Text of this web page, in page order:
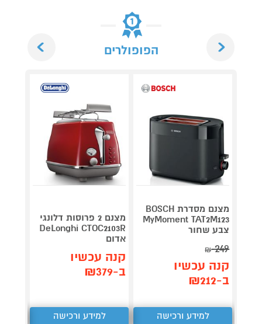
הפופולרים
מצנם מסדרת BOSCH
MyMoment TAT2M123
צבע שחור
249
₪
קנה עכשיו
ב-₪212
למידע ורכישה
מצנם 2 פרוסות דלונגי
DeLonghi CTOC2103R
אדום
קנה עכשיו
ב-₪379
למידע ורכישה